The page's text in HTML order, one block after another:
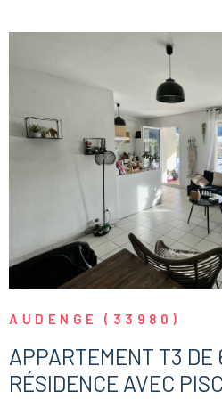
AUDENGE (33980)
APPARTEMENT T3 DE
RÉSIDENCE AVEC
VOIR LE